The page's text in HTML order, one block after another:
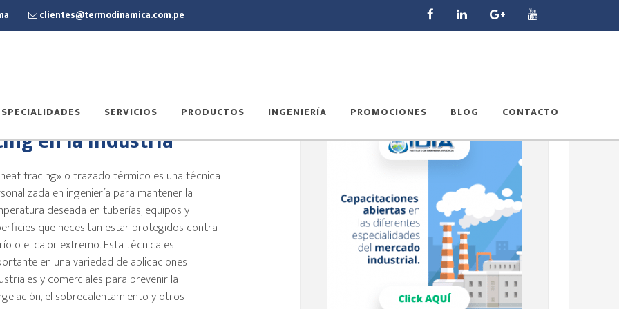
clientes@termodinamica.com.pe
SERVICIOS PRODUCTOS INGENIERÍA PROMOCIONES BLOG CONTACTO
en la industria
tracing» o trazado térmico es una técnica
en ingeniería para mantener la
deseada en tuberías, equipos y
que necesitan estar protegidos contra
o el calor extremo. Esta técnica es
en una variedad de aplicaciones
y comerciales para prevenir la
el sobrecalentamiento y otros
Barra
principal